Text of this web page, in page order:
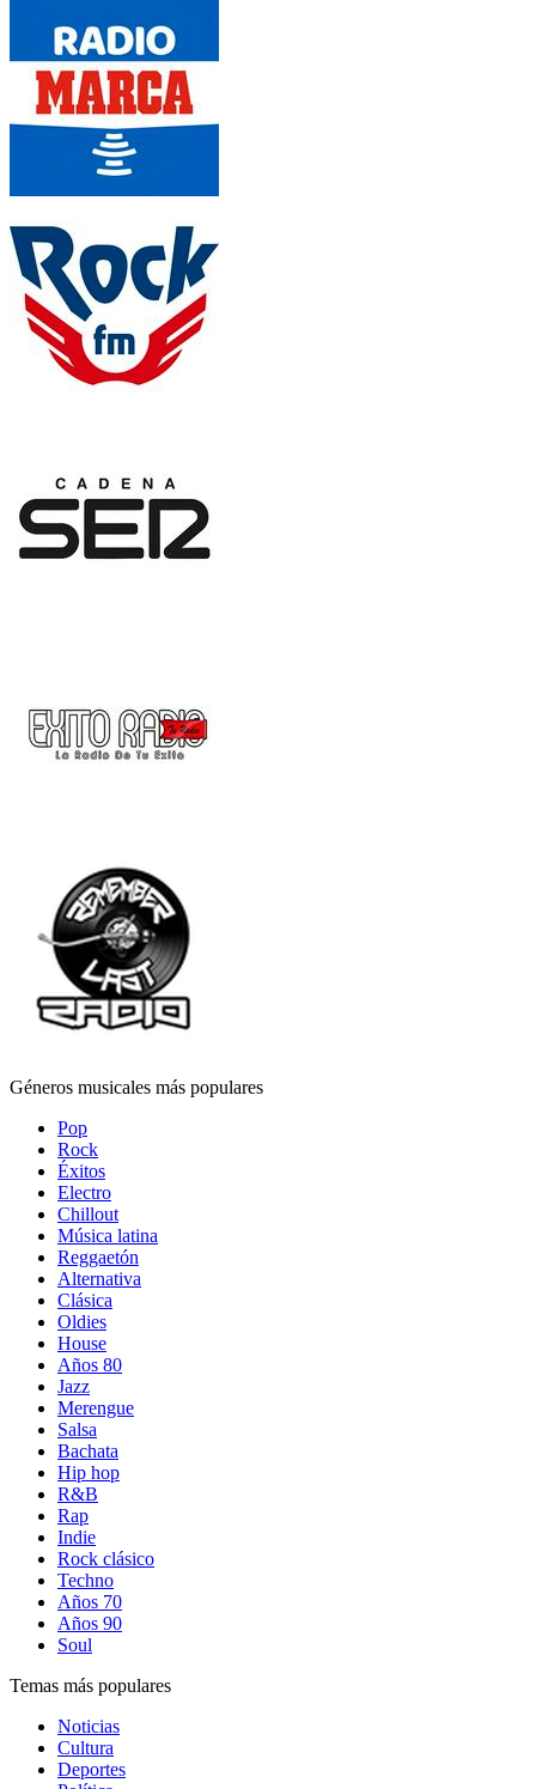
Géneros musicales más populares
Pop
Rock
Éxitos
Electro
Chillout
Música latina
Reggaetón
Alternativa
Clásica
Oldies
House
Años 80
Jazz
Merengue
Salsa
Bachata
Hip hop
R&B
Rap
Indie
Rock clásico
Techno
Años 70
Años 90
Soul
Temas más populares
Noticias
Cultura
Deportes